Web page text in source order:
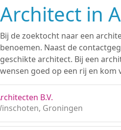
Architect in
Bij de zoektocht naar een
benoemen. Naast de
geschikte architect. Bij een
wensen goed op een rij en kom
B.V.
Groningen